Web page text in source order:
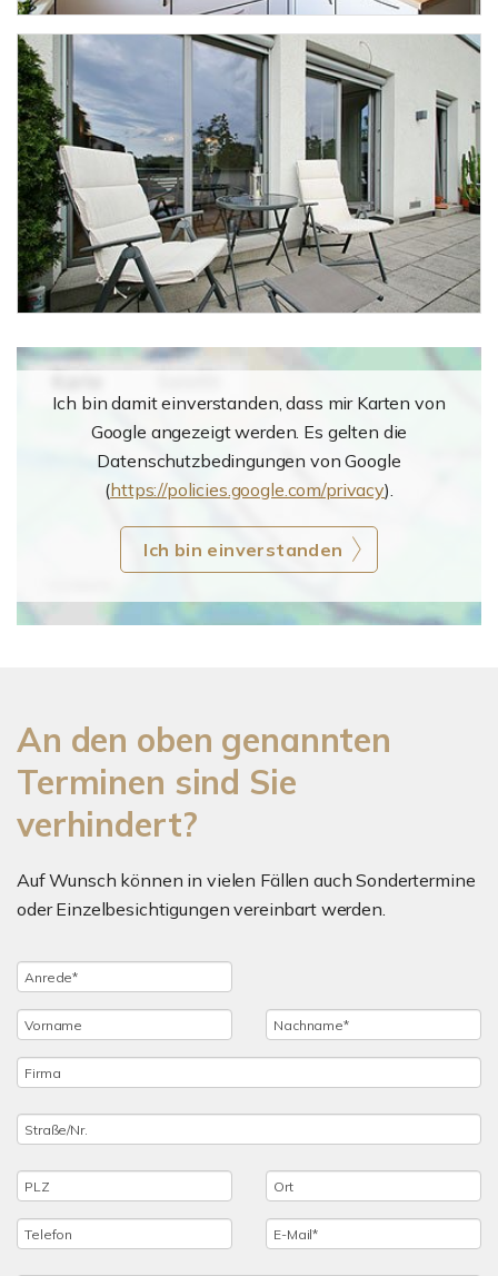
Ich bin damit einverstanden, dass mir Karten von
Google angezeigt werden. Es gelten die
Datenschutzbedingungen von Google
(https://policies.google.com/privacy).
Ich bin einverstanden
An den oben genannten
Terminen sind Sie
verhindert?
Auf Wunsch können in vielen Fällen auch Sondertermine
oder Einzelbesichtigungen vereinbart werden.